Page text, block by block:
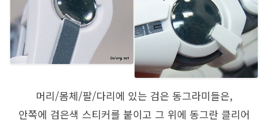
머리/몸체/팔/다리에 있는 검은 동그라미들은,
안쪽에 검은색 스티커를 붙이고 그 위에 동그란 클리어